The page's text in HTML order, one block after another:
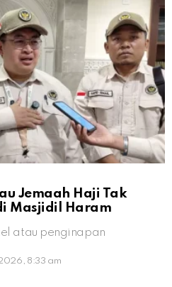
Jemaah Haji Tak
Masjidil Haram
atau penginapan
8:33 am